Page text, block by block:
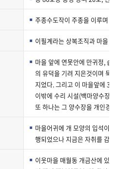
주종수도작이 주종을 이루며
이필계라는 상복조직과 마을
마을 앞에 연못안에 만귀정, 습
의 유덕을 기려 지은것이며 묵
지었다. 그리고 이 마을앞에 3
이밖에 수리 시설(백마양수장)
또 하나는 그 양수장을 개인경
마을어귀에 개 모양의 입석이
행되었으나 지금은 자취를 감
이웃마을 매월동 개금산에 있